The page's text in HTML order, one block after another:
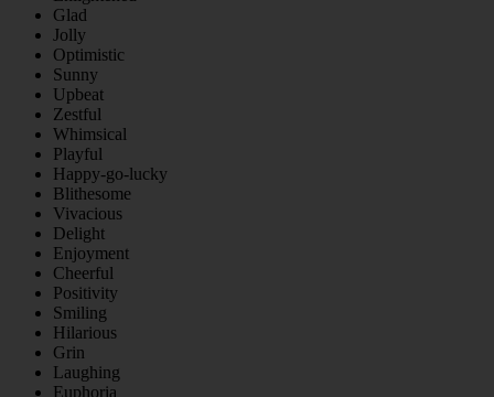
Glad
Jolly
Optimistic
Sunny
Upbeat
Zestful
Whimsical
Playful
Happy-go-lucky
Blithesome
Vivacious
Delight
Enjoyment
Cheerful
Positivity
Smiling
Hilarious
Grin
Laughing
Euphoria